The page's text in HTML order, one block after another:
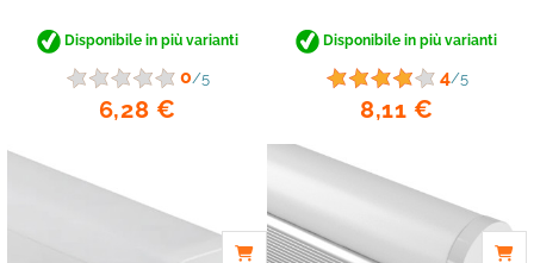
favorite_border
Disponibile in più varianti
0/5
6,28 €
Disponibile in più varianti
4/5
8,11 €